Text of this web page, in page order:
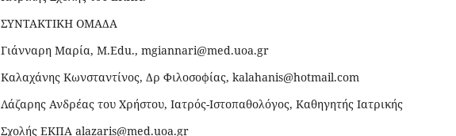
ΣΥΝΤΑΚΤΙΚΗ ΟΜΑΔΑ
Γιάνναρη Μαρία, Μ.Εdu., mgiannari@med.uoa.gr
Kαλαχάνης Κωνσταντίνος, Δρ Φιλοσοφίας, kalahanis@hotmail.com
Λάζαρης Ανδρέας του Χρήστου, Ιατρός-Ιστοπαθολόγος, Καθηγητής Ιατρικής
Σχολής ΕΚΠΑ alazaris@med.uoa.gr